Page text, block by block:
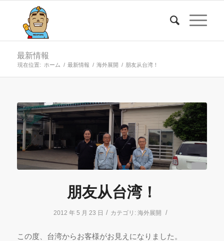
最新情報
現在位置: ホーム / 最新情報 / 海外展開 / 朋友从台湾！
朋友从台湾！
2012 年 5 月 23 日 / カテゴリ:海外展開 /
この度、台湾からお客様がお見えになりました。